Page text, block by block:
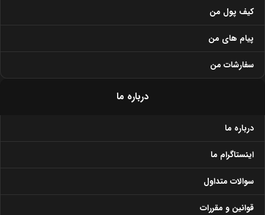
درباره ما
درباره ما
اینستاگرام ما
سوالات متداول
قوانین و مقررات
کیف پول من
پیام های من
سفارشات من